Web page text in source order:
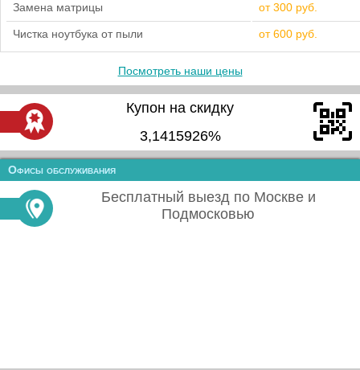
Замена матрицы от 300 руб.
Чистка ноутбука от пыли от 600 руб.
Посмотреть наши цены
Купон на скидку
3,1415926%
Офисы обслуживания
Бесплатный выезд по Москве и
Подмосковью